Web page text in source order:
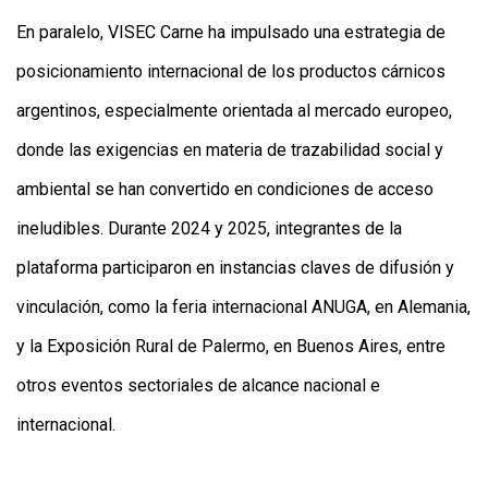
En paralelo, VISEC Carne ha impulsado una estrategia de
posicionamiento internacional de los productos cárnicos
argentinos, especialmente orientada al mercado europeo,
donde las exigencias en materia de trazabilidad social y
ambiental se han convertido en condiciones de acceso
ineludibles. Durante 2024 y 2025, integrantes de la
plataforma participaron en instancias claves de difusión y
vinculación, como la feria internacional ANUGA, en Alemania,
y la Exposición Rural de Palermo, en Buenos Aires, entre
otros eventos sectoriales de alcance nacional e
internacional.